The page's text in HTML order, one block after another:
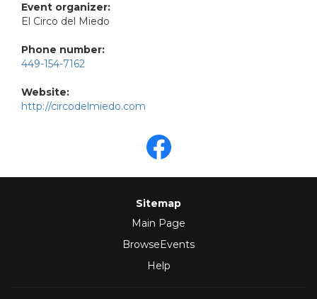
Event organizer:
El Circo del Miedo
Phone number:
449-154-7162
Website:
http://circodelmiedo.com
Sitemap
Main Page
BrowseEvents
Help